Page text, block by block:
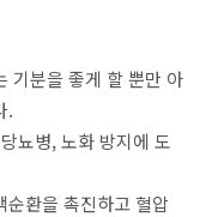
기분을 좋게 할 뿐만 아
.
뇨병, 노화 방지에 도
순환을 촉진하고 혈압